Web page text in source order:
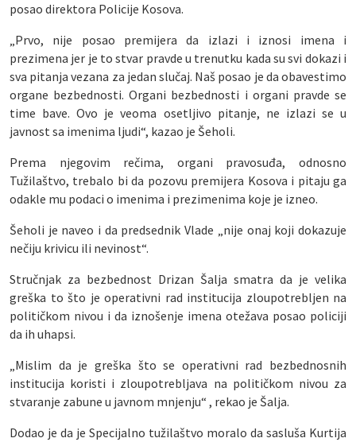
posao direktora Policije Kosova.
„Prvo, nije posao premijera da izlazi i iznosi imena i
prezimena jer je to stvar pravde u trenutku kada su svi dokazi i
sva pitanja vezana za jedan slučaj. Naš posao je da obavestimo
organe bezbednosti. Organi bezbednosti i organi pravde se
time bave. Ovo je veoma osetljivo pitanje, ne izlazi se u
javnost sa imenima ljudi“, kazao je Šeholi.
Prema njegovim rečima, organi pravosuđa, odnosno
Tužilaštvo, trebalo bi da pozovu premijera Kosova i pitaju ga
odakle mu podaci o imenima i prezimenima koje je izneo.
Šeholi je naveo i da predsednik Vlade „nije onaj koji dokazuje
nečiju krivicu ili nevinost“.
Stručnjak za bezbednost Drizan Šalja smatra da je velika
greška to što je operativni rad institucija zloupotrebljen na
političkom nivou i da iznošenje imena otežava posao policiji
da ih uhapsi.
„Mislim da je greška što se operativni rad bezbednosnih
institucija koristi i zloupotrebljava na političkom nivou za
stvaranje zabune u javnom mnjenju“ , rekao je Šalja.
Dodao je da je Specijalno tužilaštvo moralo da sasluša Kurtija